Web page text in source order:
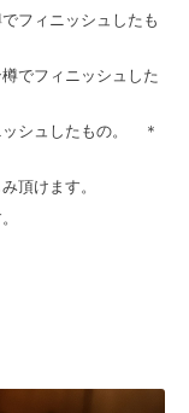
フィニッシュしたも
でフィニッシュした
ッシュしたもの。 ＊
頂けます。